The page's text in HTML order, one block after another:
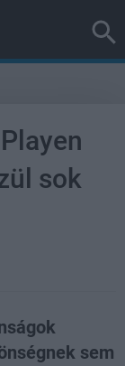
sok
sem